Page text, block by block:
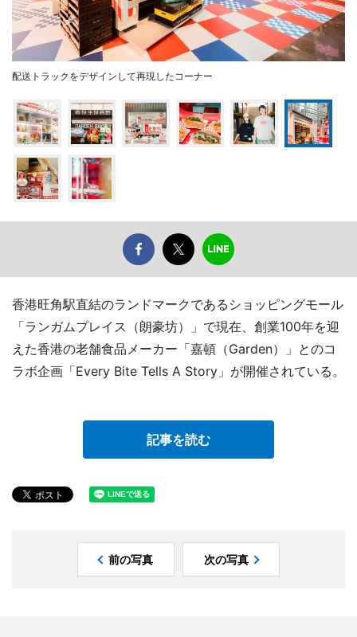
配送トラックをデザインして再現したコーナー
香港旺角駅直結のランドマークであるショッピングモール
「ランガムプレイス（朗豪坊）」で現在、創業100年を迎
えた香港の老舗食品メーカー「嘉頓（Garden）」とのコ
ラボ企画「Every Bite Tells A Story」が開催されている。
記事を読む
前の写真 次の写真